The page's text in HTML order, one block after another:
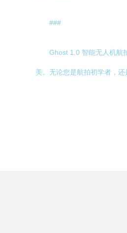
###
Ghost 1.0 智能无人机航
美。无论您是航拍初学者，